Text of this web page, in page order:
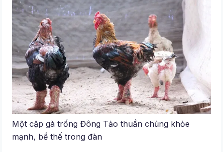
Một cặp gà trống Đông Tảo thuần chủng khỏe
mạnh, bề thế trong đàn